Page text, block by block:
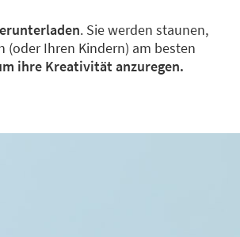
. Sie werden staunen,
(oder Ihren Kindern) am besten
ihre Kreativität anzuregen.